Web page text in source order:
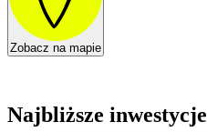
Zobacz na mapie
Najbliższe inwestycje